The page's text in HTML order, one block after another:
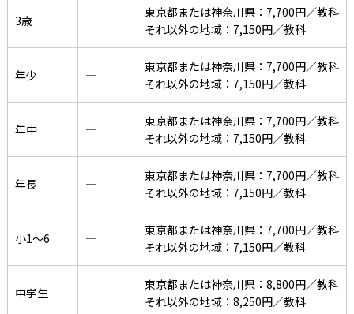
3歳 ―
東京都または神奈川県：7,700円／教科
それ以外の地域：7,150円／教科
年少 ―
東京都または神奈川県：7,700円／教科
それ以外の地域：7,150円／教科
年中 ―
東京都または神奈川県：7,700円／教科
それ以外の地域：7,150円／教科
年長 ―
東京都または神奈川県：7,700円／教科
それ以外の地域：7,150円／教科
小1〜6 ―
東京都または神奈川県：7,700円／教科
それ以外の地域：7,150円／教科
中学生 ―
東京都または神奈川県：8,800円／教科
それ以外の地域：8,250円／教科